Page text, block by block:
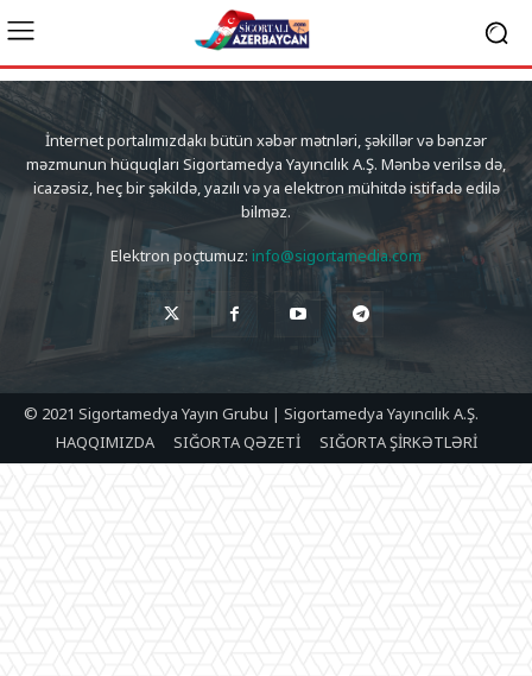
İnternet portalımızdakı bütün xəbər mətnləri, şəkillər və bənzər
məzmunun hüquqları Sigortamedya Yayıncılık A.Ş. Mənbə verilsə də,
icazəsiz, heç bir şəkildə, yazılı və ya elektron mühitdə istifadə edilə
bilməz.
Elektron poçtumuz: info@sigortamedia.com
© 2021 Sigortamedya Yayın Grubu | Sigortamedya Yayıncılık A.Ş.
HAQQIMIZDA
SIĞORTA QƏZETİ SIĞORTA ŞİRKƏTLƏRİ